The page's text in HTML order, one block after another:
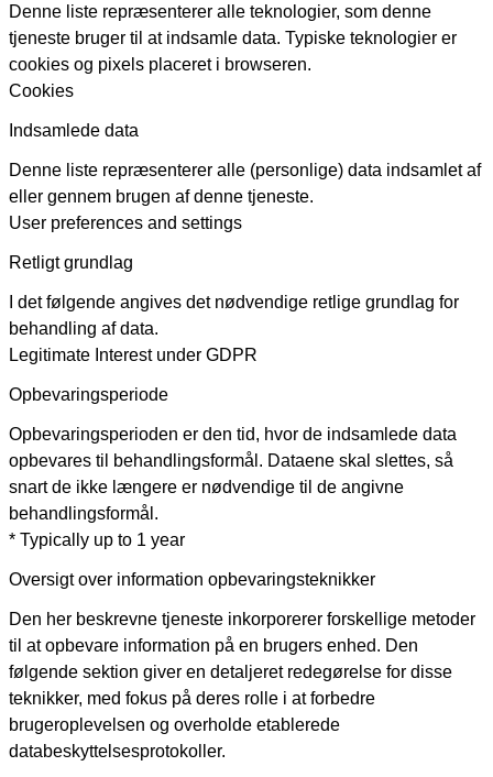
Denne liste repræsenterer alle teknologier, som denne
tjeneste bruger til at indsamle data. Typiske teknologier er
cookies og pixels placeret i browseren.
Cookies
Indsamlede data
Denne liste repræsenterer alle (personlige) data indsamlet af
eller gennem brugen af denne tjeneste.
User preferences and settings
Retligt grundlag
I det følgende angives det nødvendige retlige grundlag for
behandling af data.
Legitimate Interest under GDPR
Opbevaringsperiode
Opbevaringsperioden er den tid, hvor de indsamlede data
opbevares til behandlingsformål. Dataene skal slettes, så
snart de ikke længere er nødvendige til de angivne
behandlingsformål.
* Typically up to 1 year
Oversigt over information opbevaringsteknikker
Den her beskrevne tjeneste inkorporerer forskellige metoder
til at opbevare information på en brugers enhed. Den
følgende sektion giver en detaljeret redegørelse for disse
teknikker, med fokus på deres rolle i at forbedre
brugeroplevelsen og overholde etablerede
databeskyttelsesprotokoller.